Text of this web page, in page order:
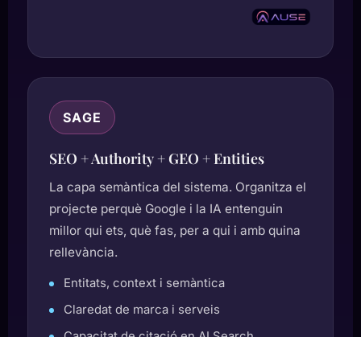
SAGE
SEO + Authority + GEO + Entities
La capa semàntica del sistema. Organitza el
projecte perquè Google i la IA entenguin
millor qui ets, què fas, per a qui i amb quina
rellevància.
Entitats, context i semàntica
Claredat de marca i serveis